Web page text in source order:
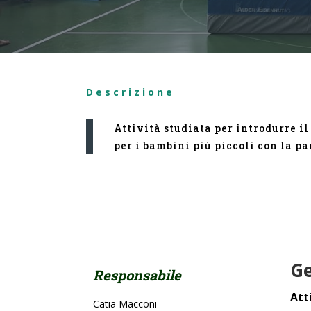
Descrizione
Attività studiata per introdurre il
per i bambini più piccoli con la
Responsabile
Catia Macconi